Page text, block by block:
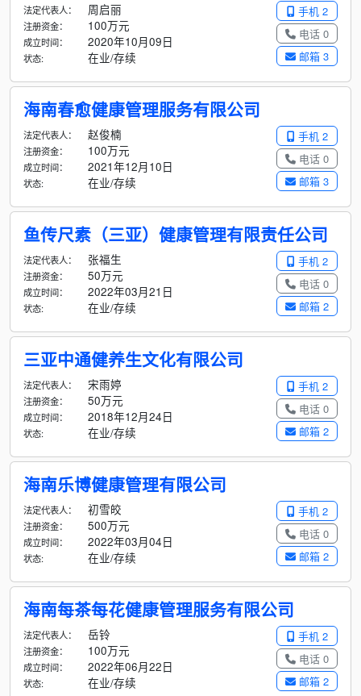
手机 2
电话 0
邮箱 3
法定代表人： 周启丽
注册资金： 100万元
成立时间： 2020年10月09日
状态: 在业/存续
海南春愈健康管理服务有限公司
手机 2
电话 0
邮箱 3
法定代表人： 赵俊楠
注册资金： 100万元
成立时间： 2021年12月10日
状态: 在业/存续
鱼传尺素（三亚）健康管理有限责任公司
手机 2
电话 0
邮箱 2
法定代表人： 张福生
注册资金： 50万元
成立时间： 2022年03月21日
状态: 在业/存续
三亚中通健养生文化有限公司
手机 2
电话 0
邮箱 2
法定代表人： 宋雨婷
注册资金： 50万元
成立时间： 2018年12月24日
状态: 在业/存续
海南乐博健康管理有限公司
手机 2
电话 0
邮箱 2
法定代表人： 初雪皎
注册资金： 500万元
成立时间： 2022年03月04日
状态: 在业/存续
海南每茶每花健康管理服务有限公司
手机 2
电话 0
邮箱 2
法定代表人： 岳铃
注册资金： 100万元
成立时间： 2022年06月22日
状态: 在业/存续